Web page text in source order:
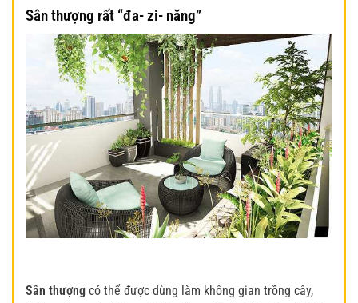
Sân thượng rất “đa- zi- năng”
Sân thượng có thể được dùng làm không gian trồng cây,